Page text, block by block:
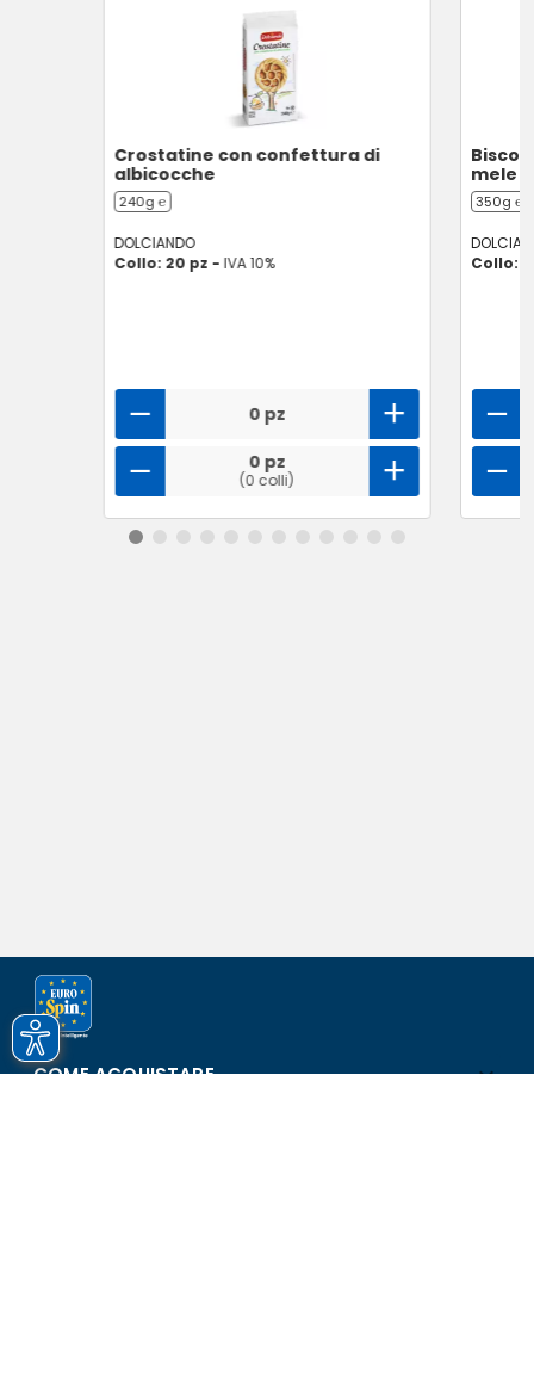
Crostatine con confettura di
albicocche
240g ℮
DOLCIANDO
Collo: 20 pz - IVA 10%
0 pz
0 pz
(0 colli)
mele
350g ℮
Collo:
COME ACQUISTARE